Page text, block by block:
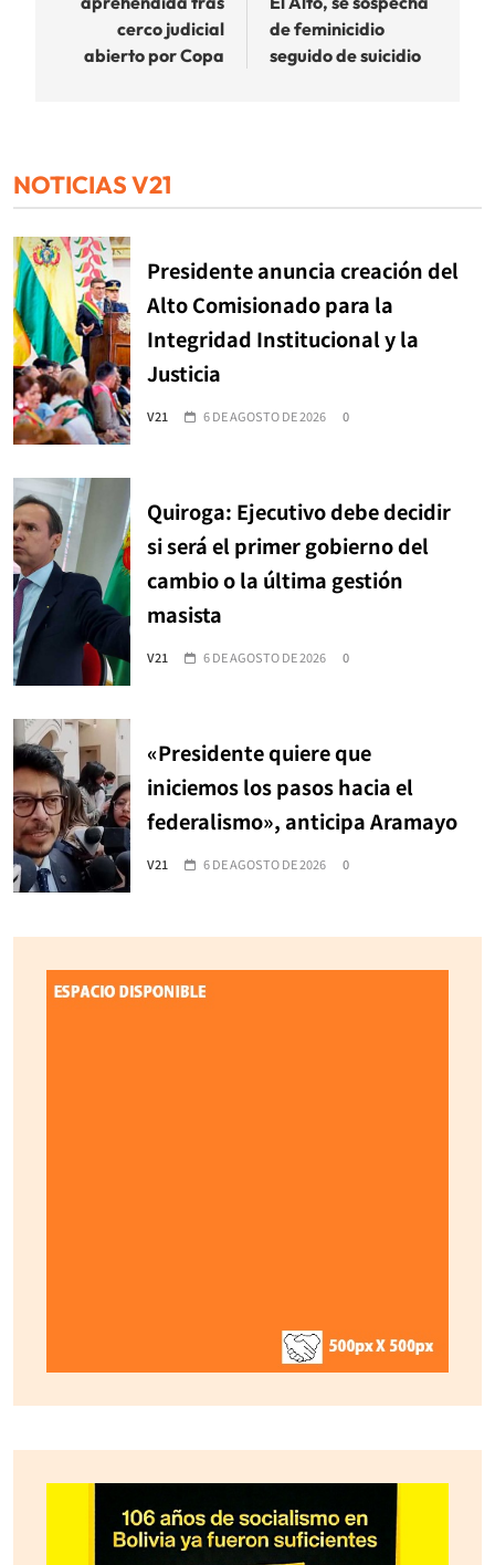
entradascerco judicial
abierto por Copa
de feminicidio
seguido de suicidio
NOTICIAS V21
Presidente anuncia creación del
Alto Comisionado para la
Integridad Institucional y la
Justicia
V21 6 DE AGOSTO DE 2026 0
Quiroga: Ejecutivo debe decidir
si será el primer gobierno del
cambio o la última gestión
masista
V21 6 DE AGOSTO DE 2026 0
«Presidente quiere que
iniciemos los pasos hacia el
federalismo», anticipa Aramayo
V21 6 DE AGOSTO DE 2026 0